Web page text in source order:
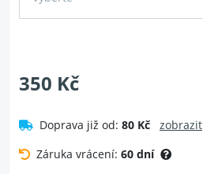
350 Kč
Doprava již od: 80 Kč
zobrazit
Záruka vrácení: 60 dní